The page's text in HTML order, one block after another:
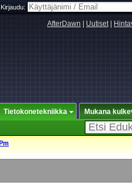
Kirjaudu:
AfterDawn Uutiset|
Tietokonetekniikka Mukana